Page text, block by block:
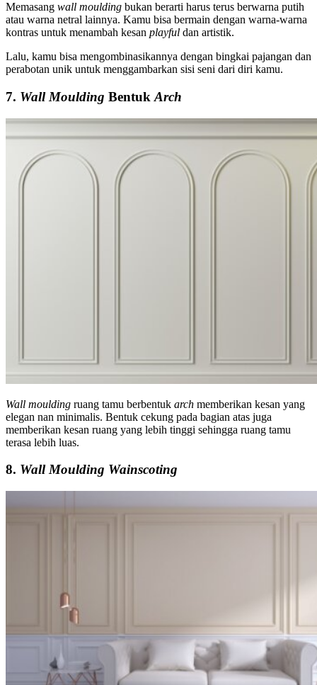
Memasang wall moulding bukan berarti harus terus berwarna putih
atau warna netral lainnya. Kamu bisa bermain dengan warna-warna
kontras untuk menambah kesan playful dan artistik.
Lalu, kamu bisa mengombinasikannya dengan bingkai pajangan dan
perabotan unik untuk menggambarkan sisi seni dari diri kamu.
7. Wall Moulding Bentuk Arch
Wall moulding ruang tamu berbentuk arch memberikan kesan yang
elegan nan minimalis. Bentuk cekung pada bagian atas juga
memberikan kesan ruang yang lebih tinggi sehingga ruang tamu
terasa lebih luas.
8. Wall Moulding Wainscoting